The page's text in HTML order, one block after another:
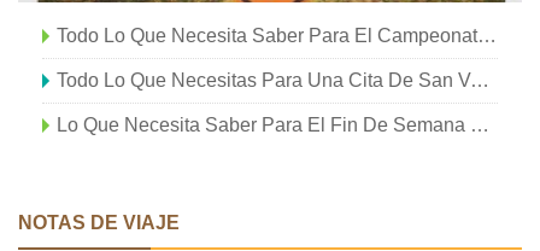
Todo Lo Que Necesita Saber Para El Campeonato Nacional De Pickleball En Indian Wells
Todo Lo Que Necesitas Para Una Cita De San Valentín En
Lo Que Necesita Saber Para El Fin De Semana Conmemorativo De 2020
NOTAS DE VIAJE